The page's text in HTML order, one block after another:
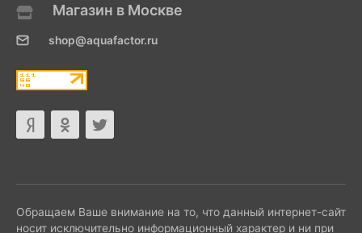
Магазин в Москве
shop@aquafactor.ru
Обращаем Ваше внимание на то, что данный интернет-сайт
носит исключительно информационный характер и ни при